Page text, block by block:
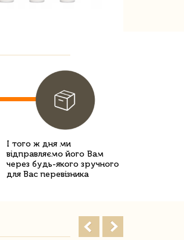
І того ж дня ми
відправляємо його Вам
через будь-якого зручного
для Вас перевізника